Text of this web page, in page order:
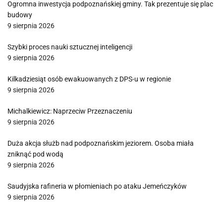
Ogromna inwestycja podpoznańskiej gminy. Tak prezentuje się plac
budowy
9 sierpnia 2026
Szybki proces nauki sztucznej inteligencji
9 sierpnia 2026
Kilkadziesiąt osób ewakuowanych z DPS-u w regionie
9 sierpnia 2026
Michalkiewicz: Naprzeciw Przeznaczeniu
9 sierpnia 2026
Duża akcja służb nad podpoznańskim jeziorem. Osoba miała
zniknąć pod wodą
9 sierpnia 2026
Saudyjska rafineria w płomieniach po ataku Jemeńczyków
9 sierpnia 2026